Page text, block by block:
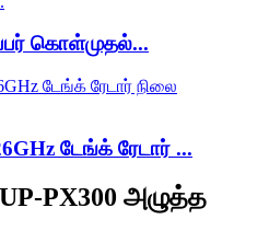
கொள்முதல்...
டேங்க் ரேடார் ...
PX300 அழுத்த